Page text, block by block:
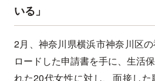
いる」
2月、神奈川県横浜市神奈川区
ロードした申請書を手に、生活
れた20代女性に対し、面接し